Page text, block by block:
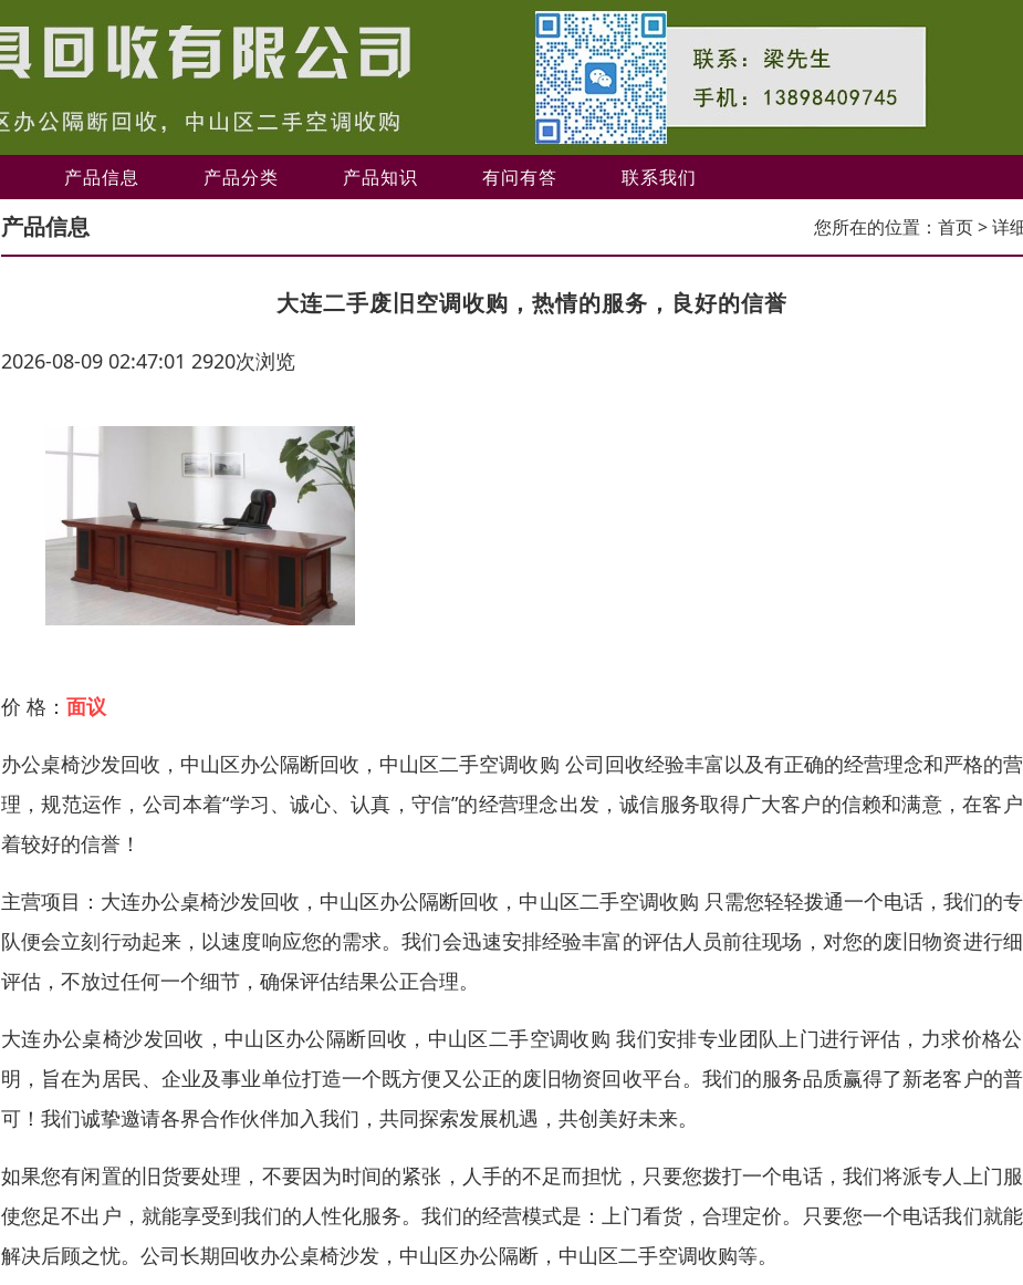
产品信息 产品分类 产品知识 有问有答 联系我们
产品信息 您所在的位置： 首页> 详
大连二手废旧空调收购，热情的服务，良好的信誉
2026-08-09 02:47:01 2920次浏览
价 格： 面议
办公桌椅沙发回收，中山区办公隔断回收，中山区二手空调收购 公司回收经验丰富以及有正确的经营理念和严格的
理，规范运作，公司本着“学习、诚心、认真，守信”的经营理念出发，诚信服务取得广大客户的信赖和满意，在客
着较好的信誉！
主营项目：大连办公桌椅沙发回收，中山区办公隔断回收，中山区二手空调收购 只需您轻轻拨通一个电话，我们的
队便会立刻行动起来，以速度响应您的需求。我们会迅速安排经验丰富的评估人员前往现场，对您的废旧物资进行
评估，不放过任何一个细节，确保评估结果公正合理。
大连办公桌椅沙发回收，中山区办公隔断回收，中山区二手空调收购 我们安排专业团队上门进行评估，力求价格
明，旨在为居民、企业及事业单位打造一个既方便又公正的废旧物资回收平台。我们的服务品质赢得了新老客户的
可！我们诚挚邀请各界合作伙伴加入我们，共同探索发展机遇，共创美好未来。
如果您有闲置的旧货要处理，不要因为时间的紧张，人手的不足而担忧，只要您拨打一个电话，我们将派专人上门
使您足不出户，就能享受到我们的人性化服务。我们的经营模式是：上门看货，合理定价。只要您一个电话我们就
解决后顾之忧。公司长期回收办公桌椅沙发，中山区办公隔断，中山区二手空调收购等。